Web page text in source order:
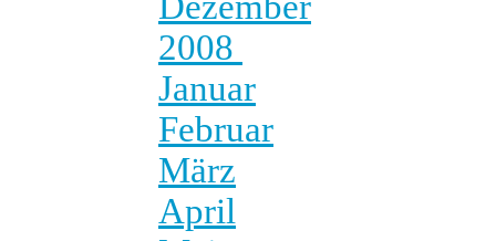
2008
Januar
Februar
März
April